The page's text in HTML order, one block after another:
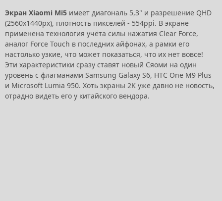
Экран Xiaomi Mi5 имеет диагональ 5,3" и разрешение QHD
(2560x1440px), плотность пикселей - 554ppi. В экране
применена технология учёта силы нажатия Clear Force,
аналог Force Touch в последних айфонах, а рамки его
настолько узкие, что может показаться, что их нет вовсе!
Эти характеристики сразу ставят новый Сяоми на один
уровень с флагманами Samsung Galaxy S6, HTC One M9 Plus
и Microsoft Lumia 950. Хоть экраны 2K уже давно не новость,
отрадно видеть его у китайского вендора.